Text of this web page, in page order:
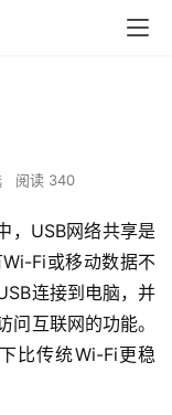
阅读 340
，USB网络共享是
Fi或移动数据不
连接到电脑，并
互联网的功能。
比传统Wi-Fi更稳